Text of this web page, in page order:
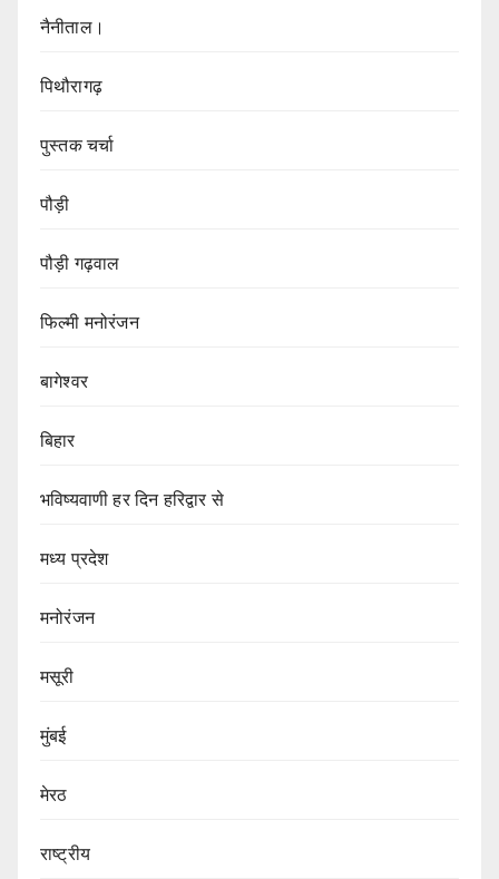
नैनीताल।
पिथौरागढ़
पुस्तक चर्चा
पौड़ी
पौड़ी गढ़वाल
फिल्मी मनोरंजन
बागेश्वर
बिहार
भविष्यवाणी हर दिन हरिद्वार से
मध्य प्रदेश
मनोरंजन
मसूरी
मुंबई
मेरठ
राष्ट्रीय